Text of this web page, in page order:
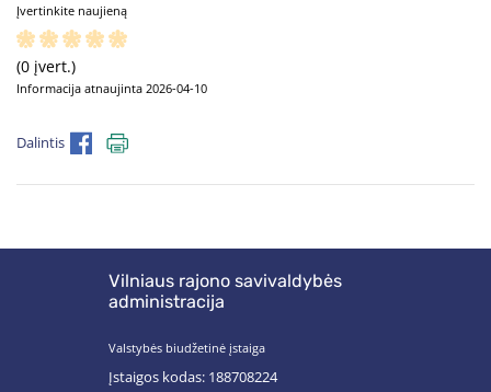
Įvertinkite naujieną
(0 įvert.)
Informacija atnaujinta 2026-04-10
Dalintis
Vilniaus rajono savivaldybės
administracija
Valstybės biudžetinė įstaiga
Įstaigos kodas: 188708224